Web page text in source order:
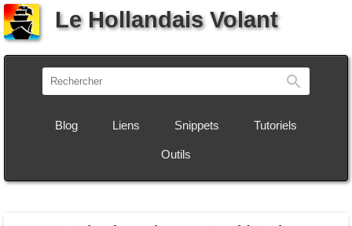
Le Hollandais Volant
Blog Liens Snippets Tutoriels
Outils